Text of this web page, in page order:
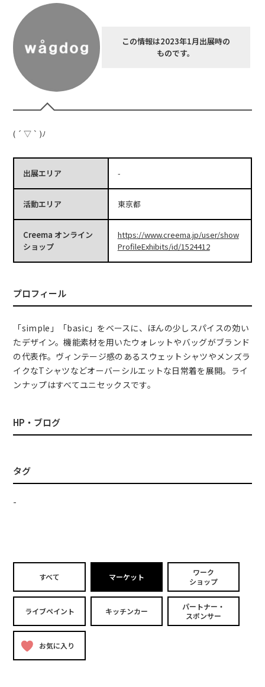
この情報は2023年1月出展時の
ものです。
( ´ ▽ ` )ﾉ
出展エリア -
活動エリア 東京都
Creema オンライン
ショップ
https://www.creema.jp/user/show
ProfileExhibits/id/1524412
プロフィール
「simple」「basic」をベースに、ほんの少しスパイスの効い
たデザイン。機能素材を用いたウォレットやバッグがブランド
の代表作。ヴィンテージ感のあるスウェットシャツやメンズラ
イクなTシャツなどオーバーシルエットな日常着を展開。ライ
ンナップはすべてユニセックスです。
HP・ブログ
タグ
-
すべて マーケット
ワーク
ショップ
ライブペイント キッチンカー
パートナー・
スポンサー
お気に入り